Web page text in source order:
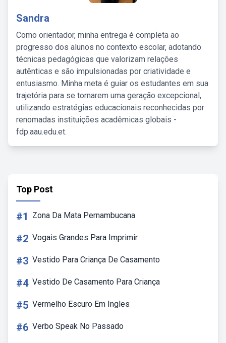
Sandra
Como orientador, minha entrega é completa ao
progresso dos alunos no contexto escolar, adotando
técnicas pedagógicas que valorizam relações
autênticas e são impulsionadas por criatividade e
entusiasmo. Minha meta é guiar os estudantes em sua
trajetória para se tornarem uma geração excepcional,
utilizando estratégias educacionais reconhecidas por
renomadas instituições acadêmicas globais -
fdp.aau.edu.et.
Top Post
#1 Zona Da Mata Pernambucana
#2 Vogais Grandes Para Imprimir
#3 Vestido Para Criança De Casamento
#4 Vestido De Casamento Para Criança
#5 Vermelho Escuro Em Ingles
#6 Verbo Speak No Passado